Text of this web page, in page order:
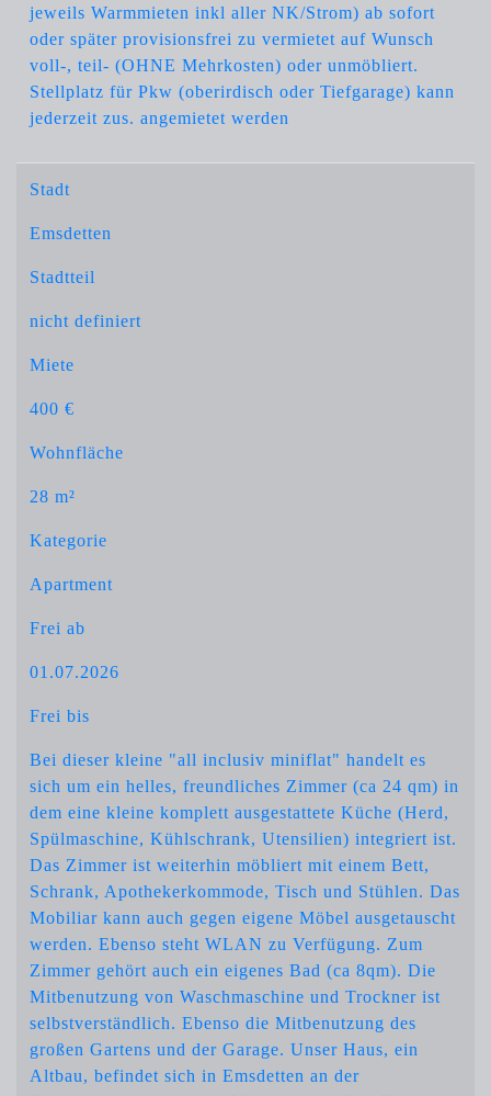
jeweils Warmmieten inkl aller NK/Strom) ab sofort
oder später provisionsfrei zu vermietet auf Wunsch
voll-, teil- (OHNE Mehrkosten) oder unmöbliert.
Stellplatz für Pkw (oberirdisch oder Tiefgarage) kann
jederzeit zus. angemietet werden
Stadt
Emsdetten
Stadtteil
nicht definiert
Miete
400 €
Wohnfläche
28 m²
Kategorie
Apartment
Frei ab
01.07.2026
Frei bis
Bei dieser kleine "all inclusiv miniflat" handelt es
sich um ein helles, freundliches Zimmer (ca 24 qm) in
dem eine kleine komplett ausgestattete Küche (Herd,
Spülmaschine, Kühlschrank, Utensilien) integriert ist.
Das Zimmer ist weiterhin möbliert mit einem Bett,
Schrank, Apothekerkommode, Tisch und Stühlen. Das
Mobiliar kann auch gegen eigene Möbel ausgetauscht
werden. Ebenso steht WLAN zu Verfügung. Zum
Zimmer gehört auch ein eigenes Bad (ca 8qm). Die
Mitbenutzung von Waschmaschine und Trockner ist
selbstverständlich. Ebenso die Mitbenutzung des
großen Gartens und der Garage. Unser Haus, ein
Altbau, befindet sich in Emsdetten an der